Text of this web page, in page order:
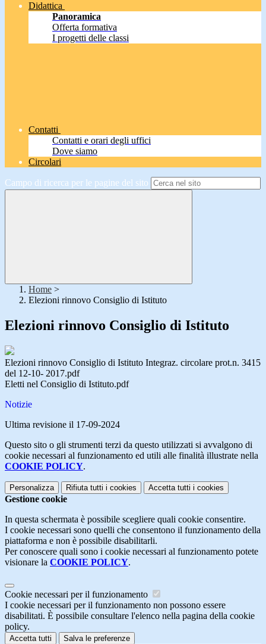
Didattica
Panoramica
Offerta formativa
I progetti delle classi
Contatti
Contatti e orari degli uffici
Dove siamo
Circolari
Campo di ricerca per le pagine del sito
Home >
Elezioni rinnovo Consiglio di Istituto
Elezioni rinnovo Consiglio di Istituto
Elezioni rinnovo Consiglio di Istituto Integraz. circolare prot.n. 3415
del 12-10- 2017.pdf
Eletti nel Consiglio di Istituto.pdf
Notizie
Ultima revisione il 17-09-2024
Questo sito o gli strumenti terzi da questo utilizzati si avvalgono di
cookie necessari al funzionamento ed utili alle finalità illustrate nella
COOKIE POLICY.
Personalizza Rifiuta tutti i cookies Accetta tutti i cookies
Gestione cookie
In questa schermata è possibile scegliere quali cookie consentire.
I cookie necessari sono quelli che consentono il funzionamento della
piattaforma e non è possibile disabilitarli.
Per conoscere quali sono i cookie necessari al funzionamento potete
visionare la COOKIE POLICY.
Cookie necessari per il funzionamento
I cookie necessari per il funzionamento non possono essere
disabilitati. È possibile consultare l'elenco nella pagina della cookie
policy.
Accetta tutti Salva le preferenze